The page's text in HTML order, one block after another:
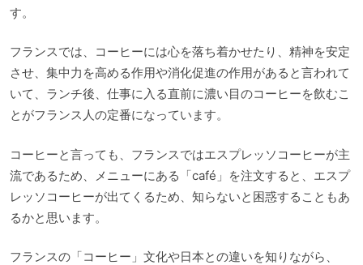
す。
フランスでは、コーヒーには心を落ち着かせたり、精神を安定
させ、集中力を高める作用や消化促進の作用があると言われて
いて、ランチ後、仕事に入る直前に濃い目のコーヒーを飲むこ
とがフランス人の定番になっています。
コーヒーと言っても、フランスではエスプレッソコーヒーが主
流であるため、メニューにある「café」を注文すると、エスプ
レッソコーヒーが出てくるため、知らないと困惑することもあ
るかと思います。
フランスの「コーヒー」文化や日本との違いを知りながら、